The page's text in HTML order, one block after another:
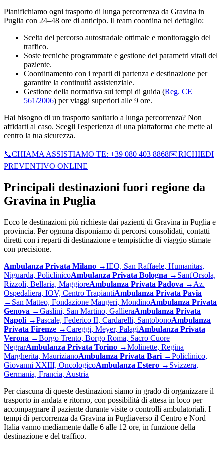
Pianifichiamo ogni trasporto di lunga percorrenza da Gravina in
Puglia con 24–48 ore di anticipo. Il team coordina nel dettaglio:
Scelta del percorso autostradale ottimale e monitoraggio del
traffico.
Soste tecniche programmate e gestione dei parametri vitali del
paziente.
Coordinamento con i reparti di partenza e destinazione per
garantire la continuità assistenziale.
Gestione della normativa sui tempi di guida (Reg. CE
561/2006) per viaggi superiori alle 9 ore.
Hai bisogno di un trasporto sanitario a lunga percorrenza? Non
affidarti al caso. Scegli l'esperienza di una piattaforma che mette al
centro la tua sicurezza.
📞CHIAMA ASSISTIAMO TE: +39 080 403 8868✉️RICHIEDI
PREVENTIVO ONLINE
Principali destinazioni fuori regione da
Gravina in Puglia
Ecco le destinazioni più richieste dai pazienti di Gravina in Puglia e
provincia. Per ognuna disponiamo di percorsi consolidati, contatti
diretti con i reparti di destinazione e tempistiche di viaggio stimate
con precisione.
Ambulanza Privata Milano →IEO, San Raffaele, Humanitas,
Niguarda, PoliclinicoAmbulanza Privata Bologna → Sant'Orsola,
Rizzoli, Bellaria, MaggioreAmbulanza Privata Padova → Az.
Ospedaliera, IOV, Centro TrapiantiAmbulanza Privata Pavia
→ San Matteo, Fondazione Maugeri, MondinoAmbulanza Privata
Genova →Gaslini, San Martino, GallieraAmbulanza Privata
Napoli →Pascale, Federico II, Cardarelli, SantobonoAmbulanza
Privata Firenze →Careggi, Meyer, PalagiAmbulanza Privata
Verona →Borgo Trento, Borgo Roma, Sacro Cuore
NegrarAmbulanza Privata Torino →Molinette, Regina
Margherita, MaurizianoAmbulanza Privata Bari →Policlinico,
Giovanni XXIII, OncologicoAmbulanza Estero → Svizzera,
Germania, Francia, Austria
Per ciascuna di queste destinazioni siamo in grado di organizzare il
trasporto in andata e ritorno, con possibilità di attesa in loco per
accompagnare il paziente durante visite o controlli ambulatoriali. I
tempi di percorrenza da Gravina in Pugliaverso il Centro e Nord
Italia vanno mediamente dalle 6 alle 12 ore, in funzione della
destinazione e del traffico.